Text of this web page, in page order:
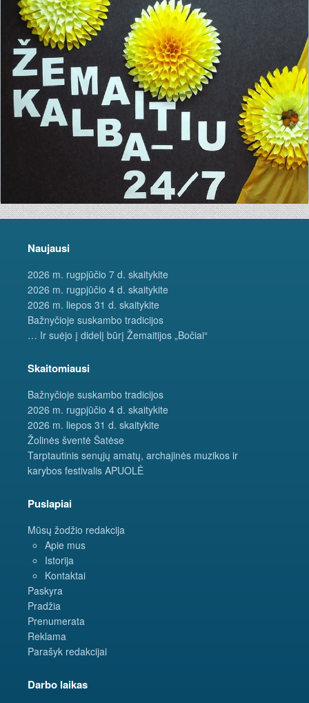
Naujausi
2026 m. rugpjūčio 7 d. skaitykite
2026 m. rugpjūčio 4 d. skaitykite
2026 m. liepos 31 d. skaitykite
Bažnyčioje suskambo tradicijos
… Ir suėjo į didelį būrį Žemaitijos „Bočiai“
Skaitomiausi
Bažnyčioje suskambo tradicijos
2026 m. rugpjūčio 4 d. skaitykite
2026 m. liepos 31 d. skaitykite
Žolinės šventė Šatėse
Tarptautinis senųjų amatų, archajinės muzikos ir
karybos festivalis APUOLĖ
Puslapiai
Mūsų žodžio redakcija
Apie mus
Istorija
Kontaktai
Paskyra
Pradžia
Prenumerata
Reklama
Parašyk redakcijai
Darbo laikas